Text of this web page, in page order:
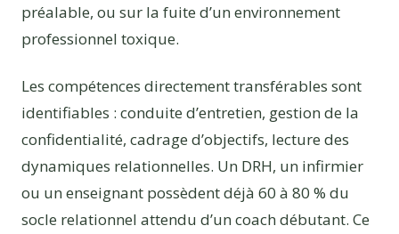
préalable, ou sur la fuite d’un environnement
professionnel toxique.
Les compétences directement transférables sont
identifiables : conduite d’entretien, gestion de la
confidentialité, cadrage d’objectifs, lecture des
dynamiques relationnelles. Un DRH, un infirmier
ou un enseignant possèdent déjà 60 à 80 % du
socle relationnel attendu d’un coach débutant. Ce